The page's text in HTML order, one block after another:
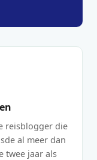
reisblogger die
al meer dan
twee jaar als